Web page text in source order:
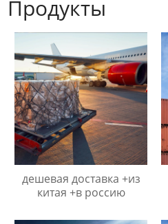
Продукты
дешевая доставка +из
китая +в россию